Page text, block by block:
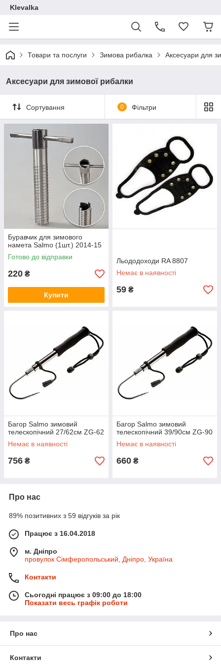
Klevalka
Товари та послуги Зимова рибалка Аксесуари для
Аксесуари для зимової рибалки
Сортування 0 Фільтри
Буравчик для зимового
намета Salmo (1шт.) 2014-15
Готово до відправки
220 ₴
Купити
Льододоходи RA 8807
Немає в наявності
59 ₴
Багор Salmo зимовий
телескопічний 27/62см ZG-62
Немає в наявності
756 ₴
Багор Salmo зимовий
телескопічний 39/90см ZG-90
Немає в наявності
660 ₴
Про нас
89% позитивних з 59 відгуків за рік
Працює з 16.04.2018
м. Дніпро
провулок Сімферопольський, Дніпро, Україна
Контакти
Сьогодні працює з 09:00 до 18:00
Показати весь графік роботи
Про нас
Контакти